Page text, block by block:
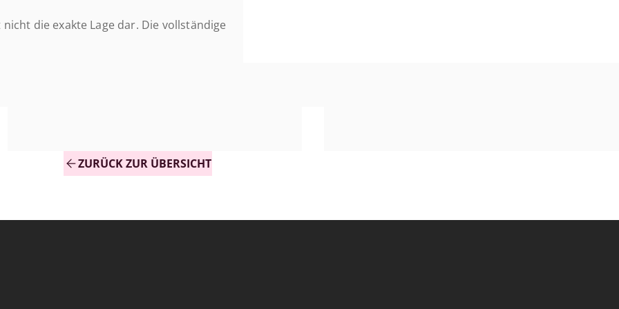
Auto erreichbar, was eine gute
bietet. Der Flughafen
die exakte Lage dar. Die vollständige
ZURÜCK ZUR ÜBERSICHT